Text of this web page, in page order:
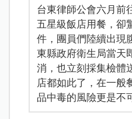
台東律師公會六月前
五星級飯店用餐，卻
件，團員們陸續出現
東縣政府衛生局當天
消，也立刻採集檢體
店都如此了，在一般
品中毒的風險更是不